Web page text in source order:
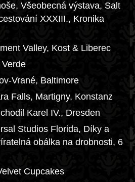
Všeobecná výstava, Salt
XXXIII., Kronika
Valley, Kost & Liberec
Vrané, Baltimore
Falls, Martigny, Konstanz
Karel IV., Dresden
Studios Florida, Díky a
obálka na drobnosti, 6
Cupcakes